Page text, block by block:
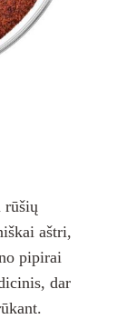
rūšių
aštri,
pipirai
dar